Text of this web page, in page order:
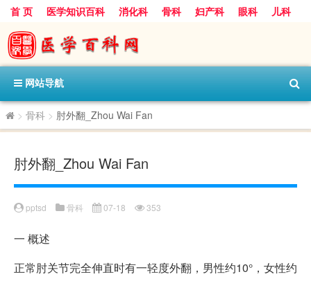
首 页 医学知识百科 消化科 骨科 妇产科 眼科
儿科
心血管病科
呼吸科 神经科
内分泌科
口腔科
网站导航
> 骨科 > 肘外翻_Zhou Wai Fan
肘外翻_Zhou Wai Fan
pptsd 骨科 07-18 353
一 概述
正常肘关节完全伸直时有一轻度外翻，男性约10°，女性约